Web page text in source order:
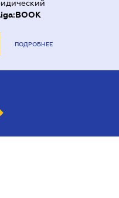
ПОДРОБНЕЕ